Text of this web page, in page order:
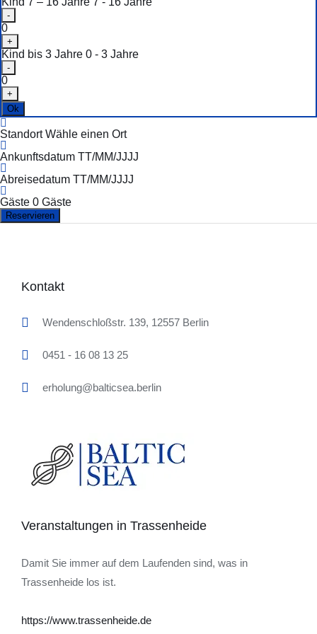
-
0
+
Kind bis 3 Jahre 0 - 3 Jahre
-
0
+
Ok
Standort Wähle einen Ort
Ankunftsdatum TT/MM/JJJJ
Abreisedatum TT/MM/JJJJ
Gäste 0 Gäste
Kontakt
Wendenschloßstr. 139, 12557 Berlin
0451 - 16 08 13 25
erholung@balticsea.berlin
Veranstaltungen in Trassenheide
Damit Sie immer auf dem Laufenden sind, was in
Trassenheide los ist.
https://www.trassenheide.de